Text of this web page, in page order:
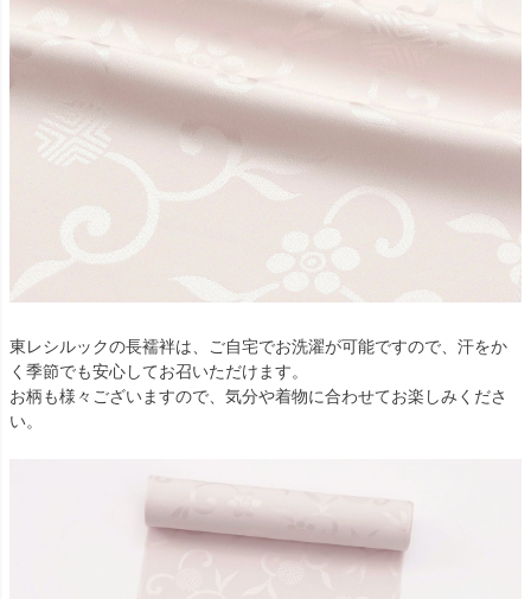
東レシルックの長襦袢は、ご自宅でお洗濯が可能ですので、汗をか
く季節でも安心してお召いただけます。
お柄も様々ございますので、気分や着物に合わせてお楽しみくださ
い。